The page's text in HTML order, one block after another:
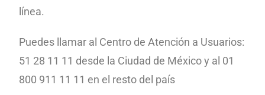
línea.
Puedes llamar al Centro de Atención a Usuarios:
51 28 11 11 desde la Ciudad de México y al 01
800 911 11 11 en el resto del país